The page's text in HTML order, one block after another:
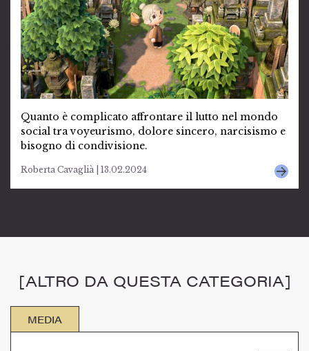
Quanto è complicato affrontare il lutto nel mondo
social tra voyeurismo, dolore sincero, narcisismo e
bisogno di condivisione.
Roberta Cavaglià | 13.02.2024
[ALTRO DA QUESTA CATEGORIA]
MEDIA